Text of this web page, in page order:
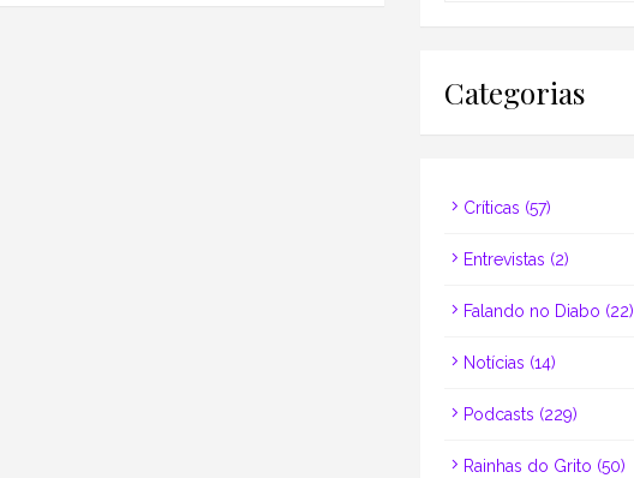
Categorias
Críticas (57)
Entrevistas (2)
Falando no Diabo (22)
Notícias (14)
Podcasts (229)
Rainhas do Grito (50)